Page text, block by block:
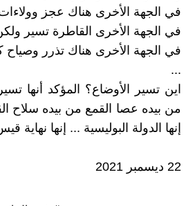
في الجهة الأخرى هناك عجز
في الجهة الأخرى القاطرة تسير
في الجهة الأخرى هناك تذرر وصياح
...
اين تسير الأوضاع؟ المؤكد أنها
من بيده عصا القمع من بيده سلاح
إنها الدولة البوليسية ... إنها نهاية
22 ديسمبر 2021